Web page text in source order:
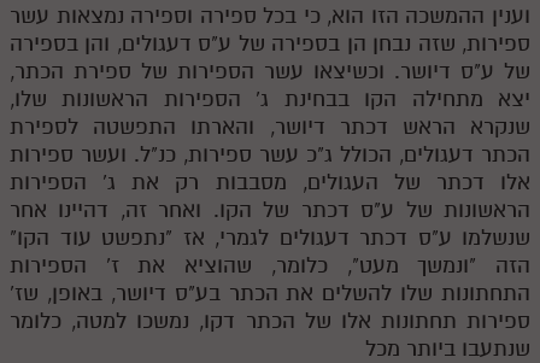
וענין ההמשכה הזו הוא, כי בכל ספירה וספירה נמצאות עשר
ספירות, שזה נבחן הן בספירה של ע"ס דעגולים, והן בספירה
של ע"ס דיושר. וכשיצאו עשר הספירות של ספירת הכתר,
יצא מתחילה הקו בבחינת ג' הספירות הראשונות שלו,
שנקרא הראש דכתר דיושר, והארתו התפשטה לספירת
הכתר דעגולים, הכולל ג"כ עשר ספירות, כנ"ל. ועשר ספירות
אלו דכתר של העגולים, מסבבות רק את ג' הספירות
הראשונות של ע"ס דכתר של הקו. ואחר זה, דהיינו אחר
שנשלמו ע"ס דכתר דעגולים לגמרי, אז "נתפשט עוד הקו"
הזה "ונמשך מעט", כלומר, שהוציא את ז' הספירות
התחתונות שלו להשלים את הכתר בע"ס דיושר, באופן, שז'
ספירות תחתונות אלו של הכתר דקו, נמשכו למטה, כלומר
שנתעבו ביותר מכל